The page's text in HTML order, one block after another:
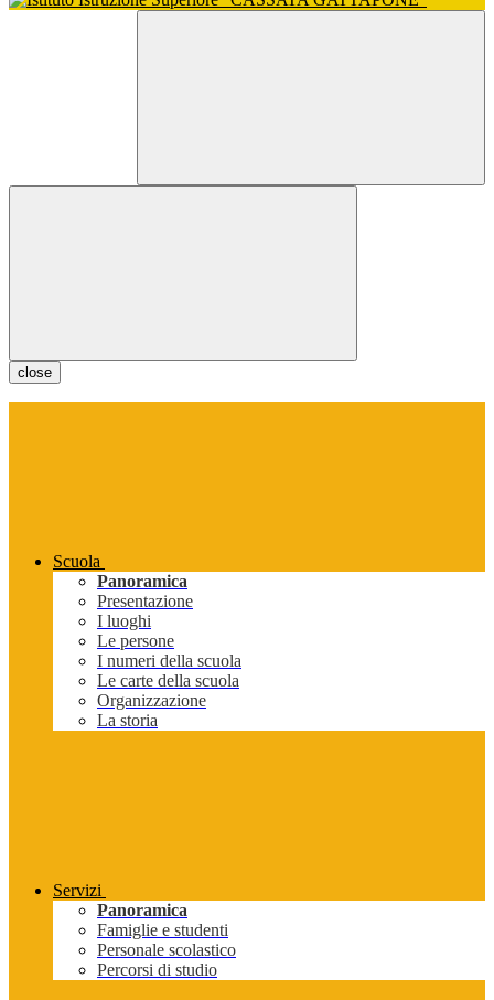
close
Scuola
Panoramica
Presentazione
I luoghi
Le persone
I numeri della scuola
Le carte della scuola
Organizzazione
La storia
Servizi
Panoramica
Famiglie e studenti
Personale scolastico
Percorsi di studio